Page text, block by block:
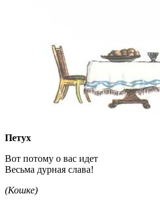
Петух
Вот потому о вас идет
Весьма дурная слава!
(Кошке)